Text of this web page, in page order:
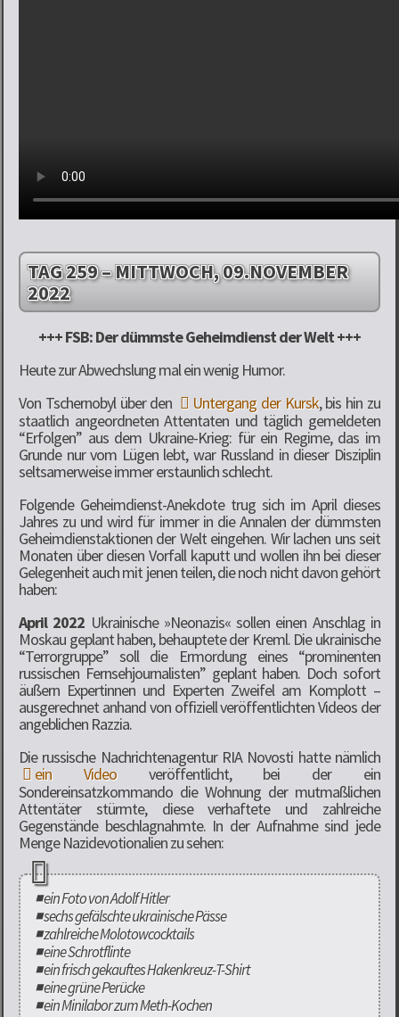
TAG 259 – MITTWOCH, 09.NOVEMBER
2022
+++ FSB: Der dümmste Geheimdienst der Welt +++
Heute zur Abwechslung mal ein wenig Humor.
Von Tschernobyl über den
Untergang der Kursk, bis hin zu
staatlich angeordneten Attentaten und täglich gemeldeten
“Erfolgen” aus dem Ukraine-Krieg: für ein Regime, das im
Grunde nur vom Lügen lebt, war Russland in dieser Disziplin
seltsamerweise immer erstaunlich schlecht.
Folgende Geheimdienst-Anekdote trug sich im April dieses
Jahres zu und wird für immer in die Annalen der dümmsten
Geheimdienstaktionen der Welt eingehen. Wir lachen uns seit
Monaten über diesen Vorfall kaputt und wollen ihn bei dieser
Gelegenheit auch mit jenen teilen, die noch nicht davon gehört
haben:
April 2022 Ukrainische »Neonazis« sollen einen Anschlag in
Moskau geplant haben, behauptete der Kreml. Die ukrainische
“Terrorgruppe” soll die Ermordung eines “prominenten
russischen Fernsehjournalisten” geplant haben. Doch sofort
äußern Expertinnen und Experten Zweifel am Komplott –
ausgerechnet anhand von offiziell veröffentlichten Videos der
angeblichen Razzia.
Die russische Nachrichtenagentur RIA Novosti hatte nämlich
ein Videoveröffentlicht, bei der ein
Sondereinsatzkommando die Wohnung der mutmaßlichen
Attentäter stürmte, diese verhaftete und zahlreiche
Gegenstände beschlagnahmte. In der Aufnahme sind jede
Menge Nazidevotionalien zu sehen:
◾ ein Foto von Adolf Hitler
◾ sechs gefälschte ukrainische Pässe
◾ zahlreiche Molotowcocktails
◾ eine Schrotflinte
◾ ein frisch gekauftes Hakenkreuz-T-Shirt
◾ eine grüne Perücke
◾ ein Minilabor zum Meth-Kochen